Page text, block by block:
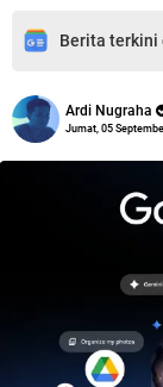
Berita terkini
Ardi Nugraha
Jumat, 05